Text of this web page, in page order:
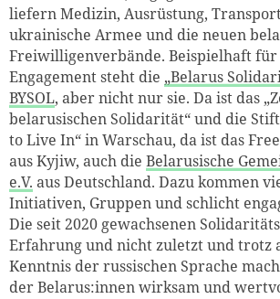
liefern Medizin, Ausrüstung,
ukrainische Armee und die neuen
Freiwilligenverbände. Beispielhaft für
Engagement steht die „Belarus
BYSOL, aber nicht nur sie. Da ist das
belarusischen Solidarität“ und die
to Live In“ in Warschau, da ist das
aus Kyjiw, auch die Belarusische
e.V. aus Deutschland. Dazu kommen
Initiativen, Gruppen und schlicht
Die seit 2020 gewachsenen
Erfahrung und nicht zuletzt und trotz
Kenntnis der russischen Sprache
der Belarus:innen wirksam und